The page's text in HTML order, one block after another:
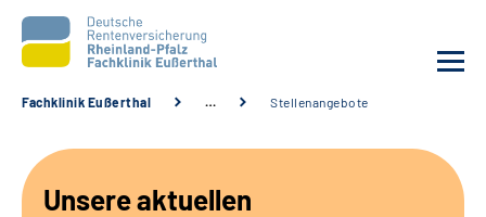
Unsere Angebote
Fachklinik Eußerthal … Stellenangebote
Unsere aktuellen